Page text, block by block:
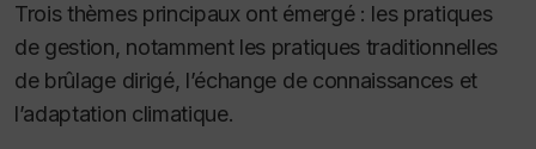
Trois thèmes principaux ont émergé : les pratiques
de gestion, notamment les pratiques traditionnelles
de brûlage dirigé, l’échange de connaissances et
l’adaptation climatique.